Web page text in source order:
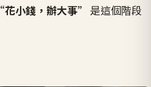
“花小錢，辦大事” 是這個階段